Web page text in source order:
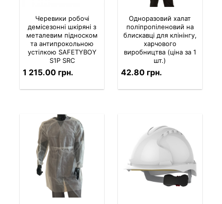
Черевики робочі
демісезонні шкіряні з
металевим підноском
та антипрокольною
устілкою SAFETYBOY
S1P SRC
1 215.00 грн.
Одноразовий халат
поліпропіленовий на
блискавці для клінінгу,
харчового
виробництва (ціна за 1
шт.)
42.80 грн.